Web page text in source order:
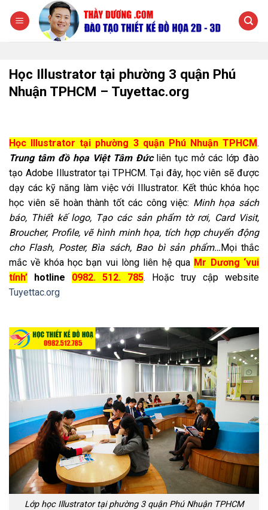
đến
Học Illustrator tại phường 3 quận Phú
Nhuận TPHCM – Tuyettac.org
Học Illustrator tại phường 3 quận Phú Nhuận TPHCM.
Trung tâm đồ họa Việt Tâm Đứcliên tục mở các lớp đào
tạo Adobe Illustrator tại TPHCM. Tại đây, học viên sẽ được
dạy các kỹ năng làm việc với Illustrator. Kết thúc khóa học
học viên sẽ hoàn thành tốt các công việc: Minh họa sách
báo, Thiết kế logo, Tạo các sản phẩm tờ rơi, Card Visit,
Broucher, Profile, vẽ hình minh họa, tích hợp chuyển động
cho Flash, Poster, Bìa sách, Bao bì sản phẩm… Mọi thắc
mắc về khóa học bạn vui lòng liên hệ qua Mr Dương ‘vui
tính’
hotline 0982. 512. 785. Hoặc truy cập website
Tuyettac.org
Lớp học Illustrator tại phường 3 quận Phú Nhuận TPHCM